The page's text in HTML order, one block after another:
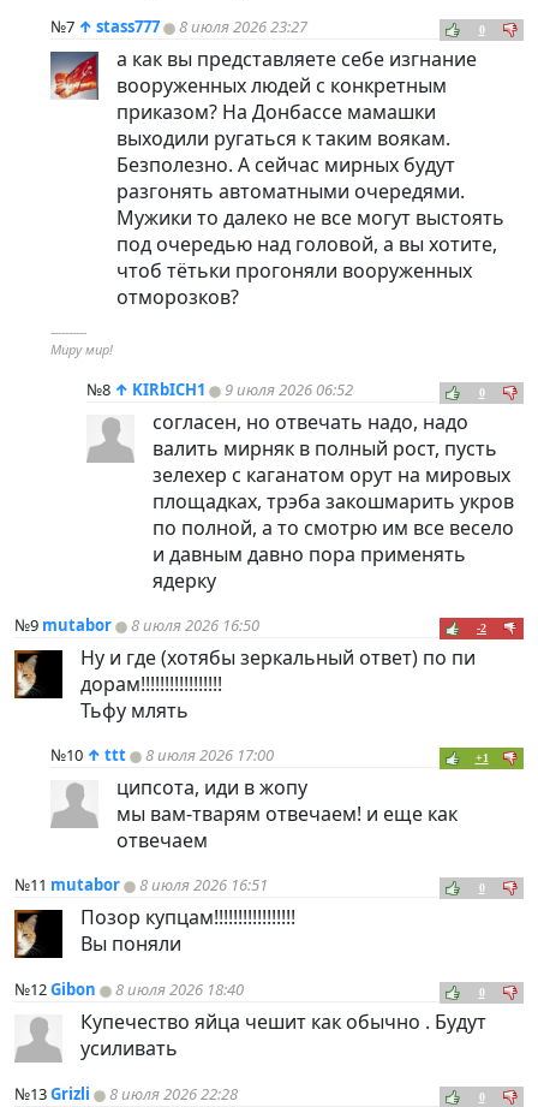
№7 ↑ stass777 8 июля 2026 23:27 0
а как вы представляете себе изгнание
вооруженных людей с конкретным
приказом? На Донбассе мамашки
выходили ругаться к таким воякам.
Безполезно. А сейчас мирных будут
разгонять автоматными очередями.
Мужики то далеко не все могут выстоять
под очередью над головой, а вы хотите,
чтоб тётьки прогоняли вооруженных
отморозков?
----------
Миру мир!
№8 ↑ KIRbICH1 9 июля 2026 06:52 0
согласен, но отвечать надо, надо
валить мирняк в полный рост, пусть
зелехер с каганатом орут на мировых
площадках, трэба закошмарить укров
по полной, а то смотрю им все весело
и давным давно пора применять
ядерку
№9 mutabor 8 июля 2026 16:50 -2
Ну и где (хотябы зеркальный ответ) по пи
дорам!!!!!!!!!!!!!!!!!
Тьфу млять
№10 ↑ ttt 8 июля 2026 17:00 +1
ципсота, иди в жопу
мы вам-тварям отвечаем! и еще как
отвечаем
№11 mutabor 8 июля 2026 16:51 0
Позор купцам!!!!!!!!!!!!!!!!!
Вы поняли
№12Gibon 8 июля 2026 18:40 0
Купечество яйца чешит как обычно . Будут
усиливать
№13Grizli 8 июля 2026 22:28 0